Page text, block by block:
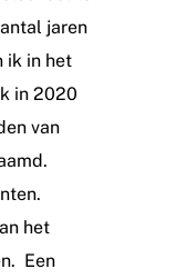
jaren
ik in het
in 2020
van
het
Een